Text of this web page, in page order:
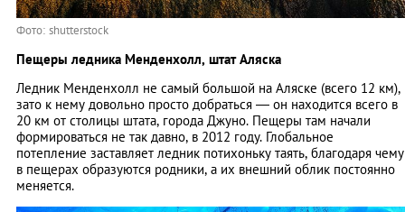
Фото: shutterstock
Пещеры ледника Менденхолл, штат Аляска
Ледник Менденхолл не самый большой на Аляске (всего 12 км),
зато к нему довольно просто добраться — он находится всего в
20 км от столицы штата, города Джуно. Пещеры там начали
формироваться не так давно, в 2012 году. Глобальное
потепление заставляет ледник потихоньку таять, благодаря чему
в пещерах образуются родники, а их внешний облик постоянно
меняется.